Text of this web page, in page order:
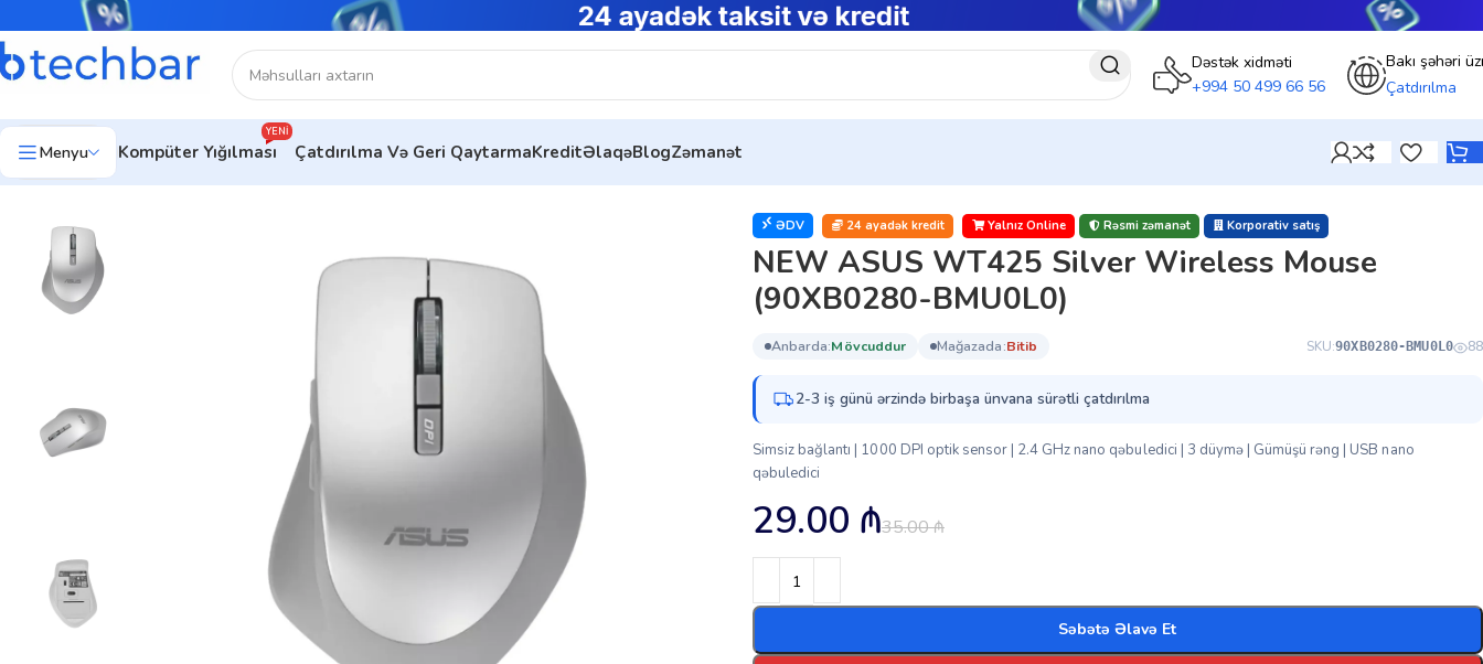
Dəstək xidməti
+994 50 499 66 56
Bakı şəhəri
Çatdırılma
Menyu Kompüter Yığılması
YENI
Çatdırılma Və Geri QaytarmaKreditƏlaqəBlogZəmanət
Ev Kompüter aksesuarları
ƏDV 24 ayadək kredit Yalnız Online Rəsmi zəmanət Korporativ satış
NEW ASUS WT425 Silver Wireless Mouse
(90XB0280-BMU0L0)
anbarda: mövcuddur mağazada: bi̇ti̇b SKU:90XB0280-BMU0L0 88
2-3 iş günü ərzində birbaşa ünvana sürətli çatdırılma
Simsiz bağlantı | 1000 DPI optik sensor | 2.4 GHz nano qəbuledici | 3 düymə | Gümüşü rəng | USB nano
qəbuledici
35.00₼
29.00 ₼
Səbətə Əlavə Et